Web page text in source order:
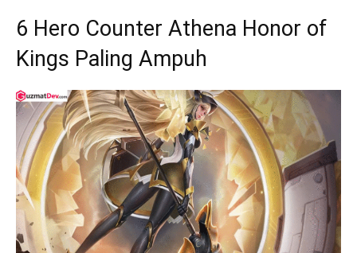
6 Hero Counter Athena Honor of
Kings Paling Ampuh